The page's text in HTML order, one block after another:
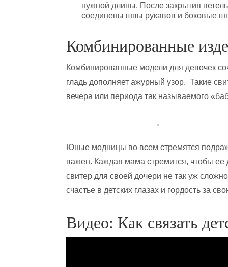
нужной длины. После закрытия
соединены швы рукавов и боковые
Комбинированные
Комбинированные модели для девочек
гладь дополняет ажурный узор. Такие
вечера или периода так называемого
Юные модницы во всем стремятся
важен. Каждая мама стремится, чтобы ее
свитер для своей дочери не так уж
счастье в детских глазах и гордость за
Видео: Как связать